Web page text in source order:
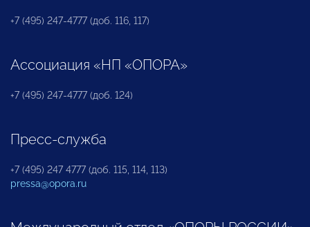
+7 (495) 247-4777 (доб. 116, 117)
Ассоциация «НП «ОПОРА»
+7 (495) 247-4777 (доб. 124)
Пресс-служба
+7 (495) 247 4777 (доб. 115, 114, 113)
pressa@opora.ru